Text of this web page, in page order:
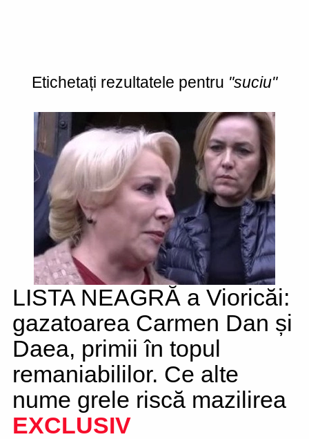
Etichetați rezultatele pentru "suciu"
LISTA NEAGRĂ a Vioricăi:
gazatoarea Carmen Dan și
Daea, primii în topul
remaniabililor. Ce alte
nume grele riscă mazilirea
EXCLUSIV